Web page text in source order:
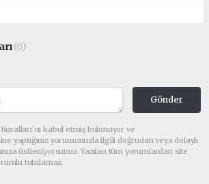
(0)
Gönder
kabul etmiş bulunuyor ve
yaptığınız yorumunuzla ilgili doğrudan veya dolaylı
üstleniyorsunuz. Yazılan tüm yorumlardan site
tutulamaz.